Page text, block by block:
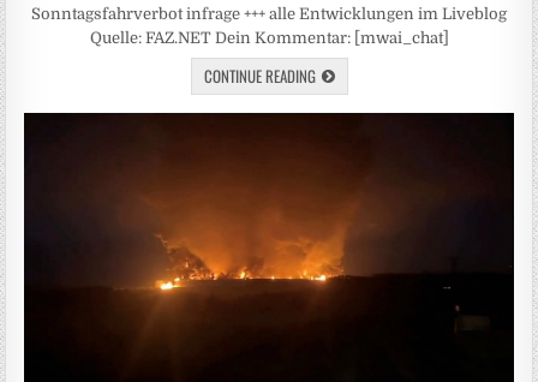
Sonntagsfahrverbot infrage +++ alle Entwicklungen im Liveblog
Quelle: FAZ.NET Dein Kommentar: [mwai_chat]
CONTINUE READING